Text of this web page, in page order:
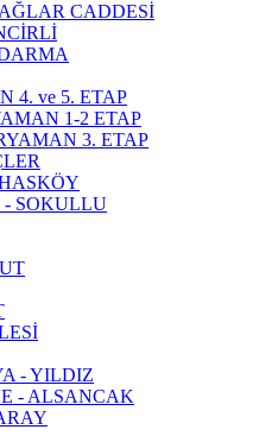
CADDESİ
4. ve 5. ETAP
1-2 ETAP
3. ETAP
SOKULLU
- YILDIZ
- ALSANCAK